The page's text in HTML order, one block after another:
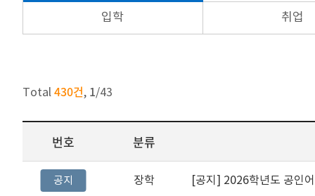
입학 취업
Total 430건, 1/43
번호 분류
공지 장학 [공지] 2026학년도 공인